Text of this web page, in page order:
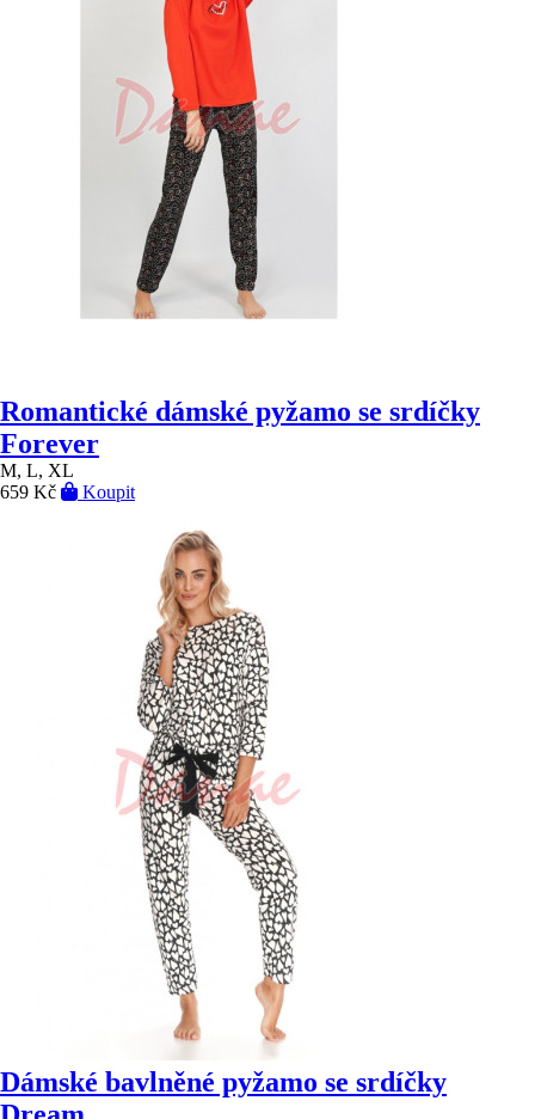
Romantické dámské pyžamo se srdíčky
Forever
M, L, XL
659 Kč
Koupit
Dámské bavlněné pyžamo se srdíčky